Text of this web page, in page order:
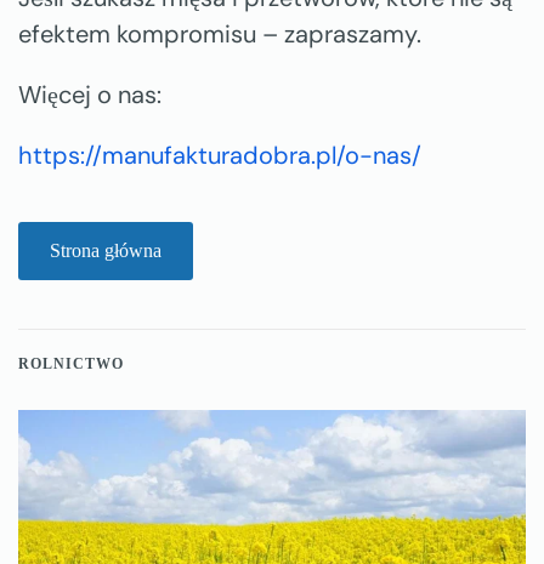
efektem kompromisu – zapraszamy.
Więcej o nas:
https://manufakturadobra.pl/o-nas/
Strona główna
ROLNICTWO